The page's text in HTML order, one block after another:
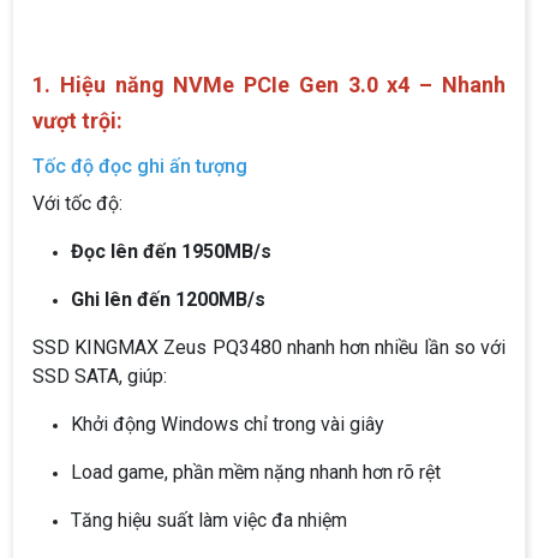
1. Hiệu năng NVMe PCIe Gen 3.0 x4 – Nhanh
vượt trội:
Tốc độ đọc ghi ấn tượng
Với tốc độ:
Đọc lên đến 1950MB/s
Ghi lên đến 1200MB/s
SSD KINGMAX Zeus PQ3480 nhanh hơn nhiều lần so với
SSD SATA, giúp:
Khởi động Windows chỉ trong vài giây
Load game, phần mềm nặng nhanh hơn rõ rệt
Tăng hiệu suất làm việc đa nhiệm